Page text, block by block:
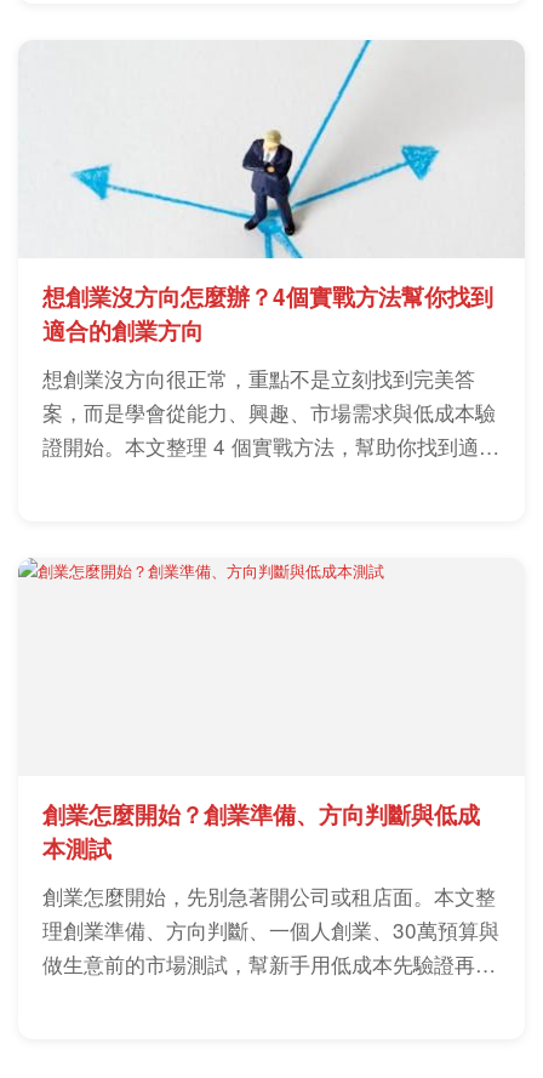
想創業沒方向怎麼辦？4個實戰方法幫你找到
適合的創業方向
想創業沒方向很正常，重點不是立刻找到完美答
案，而是學會從能力、興趣、市場需求與低成本驗
證開始。本文整理 4 個實戰方法，幫助你找到適合
創業怎麼開始？創業準備、方向判斷與低成
本測試
創業怎麼開始，先別急著開公司或租店面。本文整
理創業準備、方向判斷、一個人創業、30萬預算與
做生意前的市場測試，幫新手用低成本先驗證再投